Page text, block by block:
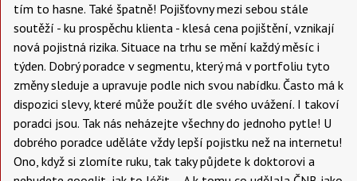
tím to hasne. Také špatně! Pojišťovny mezi sebou stále
soutěží - ku prospěchu klienta - klesá cena pojištění, vznikají
nová pojistná rizika. Situace na trhu se mění každý měsíc i
týden. Dobrý poradce v segmentu, který má v portfoliu tyto
změny sleduje a upravuje podle nich svou nabídku. Často má k
dispozici slevy, které může použít dle svého uvážení. I takoví
poradci jsou. Tak nás neházejte všechny do jednoho pytle! U
dobrého poradce uděláte vždy lepší pojistku než na internetu!
Ono, když si zlomíte ruku, tak taky půjdete k doktorovi a